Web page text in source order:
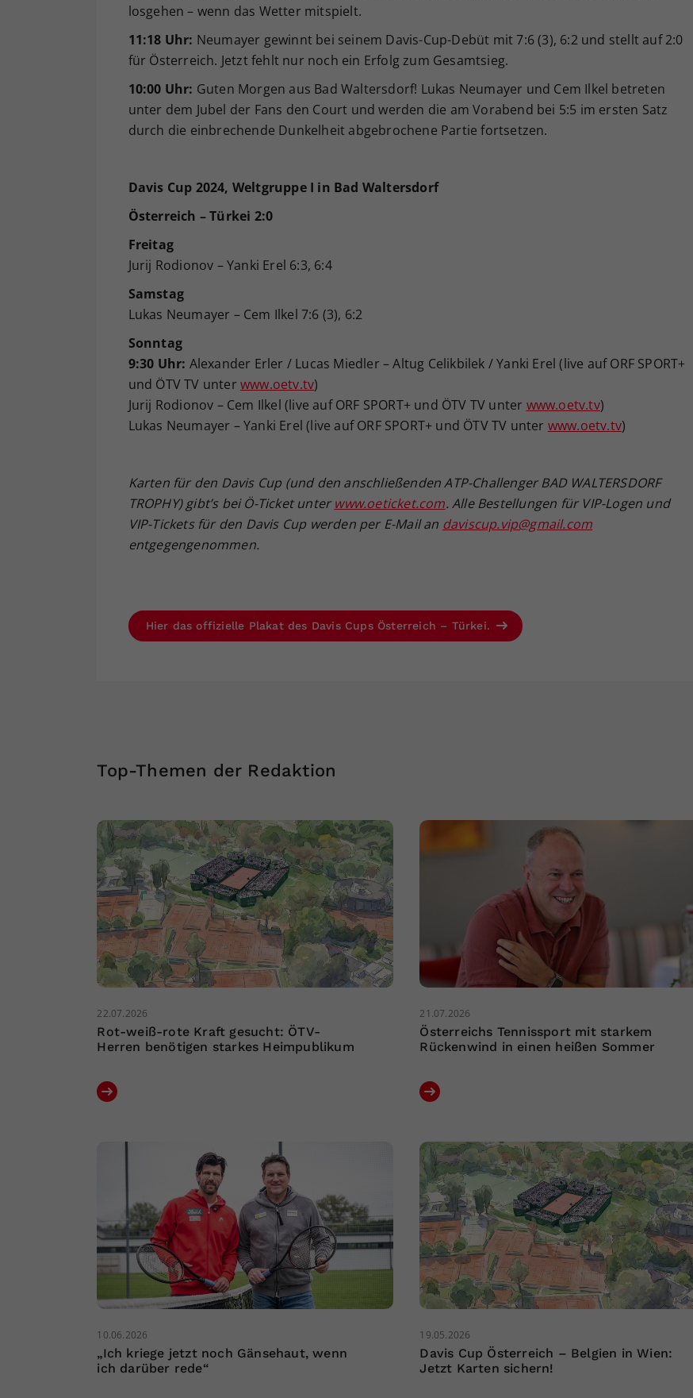
losgehen – wenn das Wetter mitspielt.
11:18 Uhr: Neumayer gewinnt bei seinem Davis-Cup-Debüt mit 7:6 (3), 6:2 und stellt auf 2:0
für Österreich. Jetzt fehlt nur noch ein Erfolg zum Gesamtsieg.
10:00 Uhr: Guten Morgen aus Bad Waltersdorf! Lukas Neumayer und Cem Ilkel betreten
unter dem Jubel der Fans den Court und werden die am Vorabend bei 5:5 im ersten Satz
durch die einbrechende Dunkelheit abgebrochene Partie fortsetzen.
Davis Cup 2024, Weltgruppe I in Bad Waltersdorf
Österreich – Türkei 2:0
Freitag
Jurij Rodionov – Yanki Erel 6:3, 6:4
Samstag
Lukas Neumayer – Cem Ilkel 7:6 (3), 6:2
Sonntag
9:30 Uhr: Alexander Erler / Lucas Miedler – Altug Celikbilek / Yanki Erel (live auf ORF SPORT+
und ÖTV TV unter www.oetv.tv)
Jurij Rodionov – Cem Ilkel (live auf ORF SPORT+ und ÖTV TV unter www.oetv.tv)
Lukas Neumayer – Yanki Erel (live auf ORF SPORT+ und ÖTV TV unter www.oetv.tv)
Karten für den Davis Cup (und den anschließenden ATP-Challenger BAD WALTERSDORF
TROPHY) gibt’s bei Ö-Ticket unter www.oeticket.com. Alle Bestellungen für VIP-Logen und
VIP-Tickets für den Davis Cup werden per E-Mail an daviscup.vip@gmail.com
entgegengenommen.
Hier das offizielle Plakat des Davis Cups Österreich – Türkei.
Top-Themen der Redaktion
22.07.2026
Rot-weiß-rote Kraft gesucht: ÖTV-
Herren benötigen starkes Heimpublikum
21.07.2026
Österreichs Tennissport mit starkem
Rückenwind in einen heißen Sommer
10.06.2026
„Ich kriege jetzt noch Gänsehaut, wenn
ich darüber rede“
19.05.2026
Davis Cup Österreich – Belgien in Wien:
Jetzt Karten sichern!